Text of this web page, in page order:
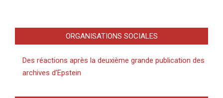
ORGANISATIONS SOCIALES
Des réactions après la deuxième grande publication des
archives d’Epstein